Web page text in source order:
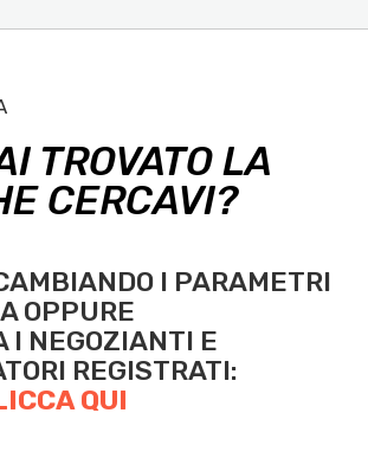
TROVATO LA
CERCAVI?
I PARAMETRI
OPPURE
I NEGOZIANTI E
REGISTRATI:
QUI